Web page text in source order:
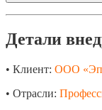
Детали
• Клиент: ООО
• Отрасли: